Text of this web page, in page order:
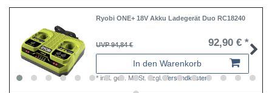
Ryobi ONE+ 18V Akku Ladegerät Duo RC18240
UVP 94,84 € 92,90 € *
In den Warenkorb
*inkl. ges. MwSt. zzgl. Versandkosten